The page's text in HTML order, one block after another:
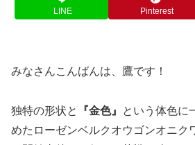
LINE Pinterest
みなさんこんばんは、鷹です！
独特の形状と 『金色』
という体色に
めたローゼンベルクオウゴンオニク